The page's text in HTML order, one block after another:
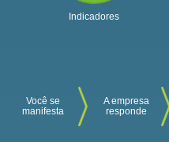
Indicadores
Você se
manifesta
A empresa
responde